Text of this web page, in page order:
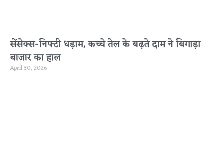
सेंसेक्स-निफ्टी धड़ाम, कच्चे तेल के बढ़ते दाम ने बिगाड़ा
बाजार का हाल
April 30, 2026